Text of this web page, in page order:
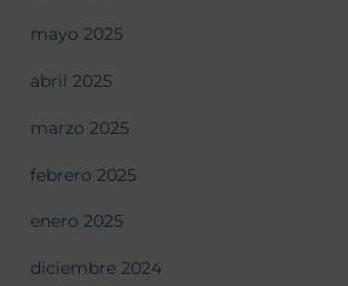
mayo 2025
abril 2025
marzo 2025
febrero 2025
enero 2025
diciembre 2024